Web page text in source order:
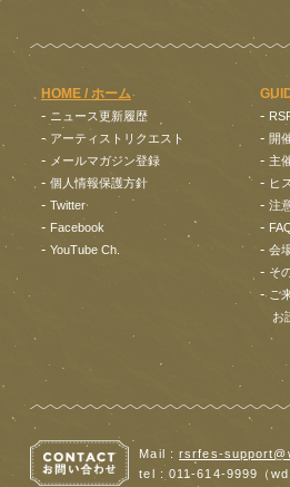
HOME / ホーム
- ニュース更新履歴
- アーティストリクエスト
- メールマガジン登録
- 個人情報保護方針
- Twitter
- Facebook
- YouTube Ch.
-
- 開
- 主
- ヒ
- 注
-
- 会
- そ
- ご
お
Mail :rsrfes-
tel : 011-614-9999（